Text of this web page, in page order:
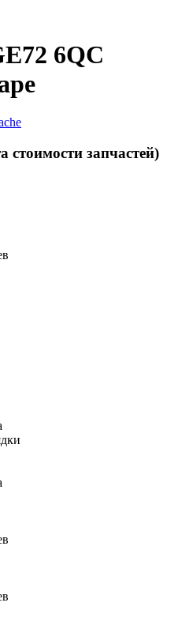
6QC
стоимости запчастей)